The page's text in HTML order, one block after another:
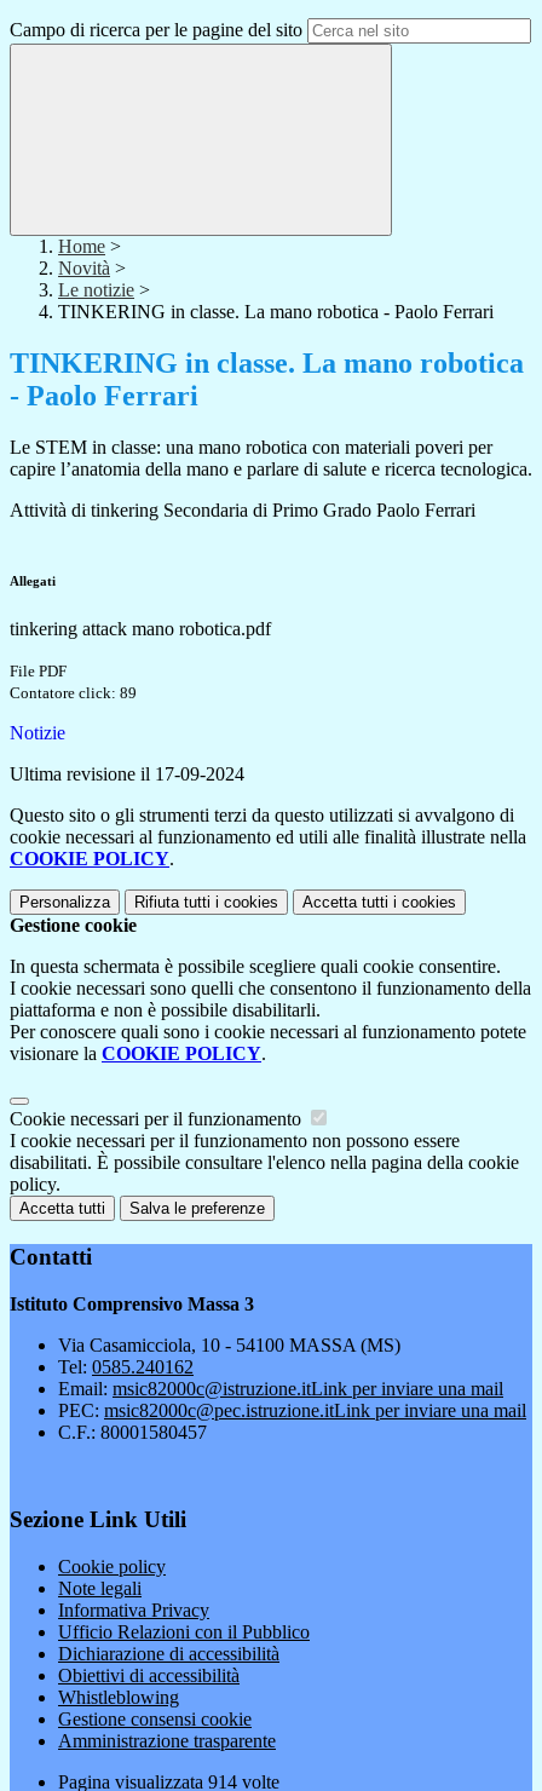
Campo di ricerca per le pagine del sito
Home >
Novità >
Le notizie >
TINKERING in classe. La mano robotica - Paolo Ferrari
TINKERING in classe. La mano robotica
- Paolo Ferrari
Le STEM in classe: una mano robotica con materiali poveri per
capire l’anatomia della mano e parlare di salute e ricerca tecnologica.
Attività di tinkering Secondaria di Primo Grado Paolo Ferrari
Allegati
tinkering attack mano robotica.pdf
File PDF
Contatore click: 89
Notizie
Ultima revisione il 17-09-2024
Questo sito o gli strumenti terzi da questo utilizzati si avvalgono di
cookie necessari al funzionamento ed utili alle finalità illustrate nella
COOKIE POLICY.
Personalizza Rifiuta tutti i cookies Accetta tutti i cookies
Gestione cookie
In questa schermata è possibile scegliere quali cookie consentire.
I cookie necessari sono quelli che consentono il funzionamento della
piattaforma e non è possibile disabilitarli.
Per conoscere quali sono i cookie necessari al funzionamento potete
visionare la COOKIE POLICY.
Cookie necessari per il funzionamento
I cookie necessari per il funzionamento non possono essere
disabilitati. È possibile consultare l'elenco nella pagina della cookie
policy.
Accetta tutti Salva le preferenze
Contatti
Istituto Comprensivo Massa 3
Via Casamicciola, 10 - 54100 MASSA (MS)
Tel: 0585.240162
Email: msic82000c@istruzione.itLink per inviare una mail
PEC: msic82000c@pec.istruzione.itLink per inviare una mail
C.F.: 80001580457
Sezione Link Utili
Cookie policy
Note legali
Informativa Privacy
Ufficio Relazioni con il Pubblico
Dichiarazione di accessibilità
Obiettivi di accessibilità
Whistleblowing
Gestione consensi cookie
Amministrazione trasparente
Pagina visualizzata 914 volte